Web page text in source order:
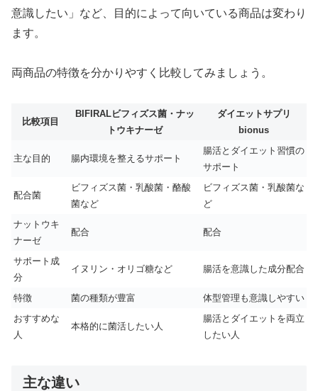
意識したい」など、目的によって向いている商品は変わり
ます。
両商品の特徴を分かりやすく比較してみましょう。
比較項目
BIFIRALビフィズス菌・ナッ
トウキナーゼ
ダイエットサプリ
bionus
主な目的 腸内環境を整えるサポート
腸活とダイエット習慣の
サポート
配合菌
ビフィズス菌・乳酸菌・酪酸
菌など
ビフィズス菌・乳酸菌な
ど
ナットウキ
ナーゼ
配合 配合
サポート成
分
イヌリン・オリゴ糖など 腸活を意識した成分配合
特徴 菌の種類が豊富
体型管理も意識しやすい
おすすめな
人
本格的に菌活したい人
腸活とダイエットを両立
したい人
主な違い